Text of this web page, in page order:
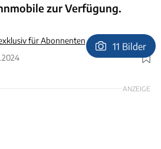
zur Verfügung.
für Abonnenten
Foto: Stadtmarina Brandenburg
11 Bilder
ANZEIGE